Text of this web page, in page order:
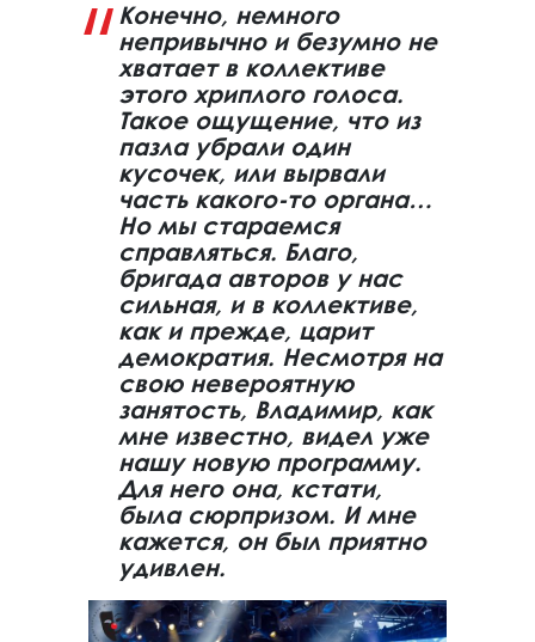
Конечно, немного
непривычно и безумно не
хватает в коллективе
этого хриплого голоса.
Такое ощущение, что из
пазла убрали один
кусочек, или вырвали
часть какого-то органа…
Но мы стараемся
справляться. Благо,
бригада авторов у нас
сильная, и в коллективе,
как и прежде, царит
демократия. Несмотря на
свою невероятную
занятость, Владимир, как
мне известно, видел уже
нашу новую программу.
Для него она, кстати,
была сюрпризом. И мне
кажется, он был приятно
удивлен.